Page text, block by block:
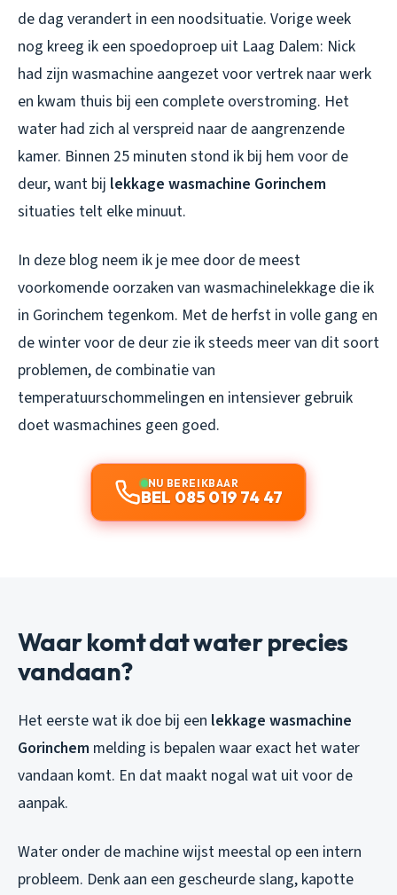
de dag verandert in een noodsituatie. Vorige week
nog kreeg ik een spoedoproep uit Laag Dalem: Nick
had zijn wasmachine aangezet voor vertrek naar werk
en kwam thuis bij een complete overstroming. Het
water had zich al verspreid naar de aangrenzende
kamer. Binnen 25 minuten stond ik bij hem voor de
deur, want bij lekkage wasmachine Gorinchem
situaties telt elke minuut.
In deze blog neem ik je mee door de meest
voorkomende oorzaken van wasmachinelekkage die ik
in Gorinchem tegenkom. Met de herfst in volle gang en
de winter voor de deur zie ik steeds meer van dit soort
problemen, de combinatie van
temperatuurschommelingen en intensiever gebruik
doet wasmachines geen goed.
NU BEREIKBAAR
BEL 085 019 74 47
Waar komt dat water precies
vandaan?
Het eerste wat ik doe bij een lekkage wasmachine
Gorinchem melding is bepalen waar exact het water
vandaan komt. En dat maakt nogal wat uit voor de
aanpak.
Water onder de machine wijst meestal op een intern
probleem. Denk aan een gescheurde slang, kapotte